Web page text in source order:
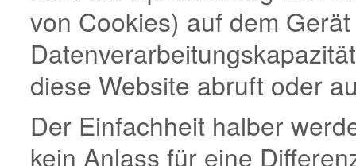
von Cookies) auf dem
diese Website abruft oder
Der Einfachheit halber
kein Anlass für eine